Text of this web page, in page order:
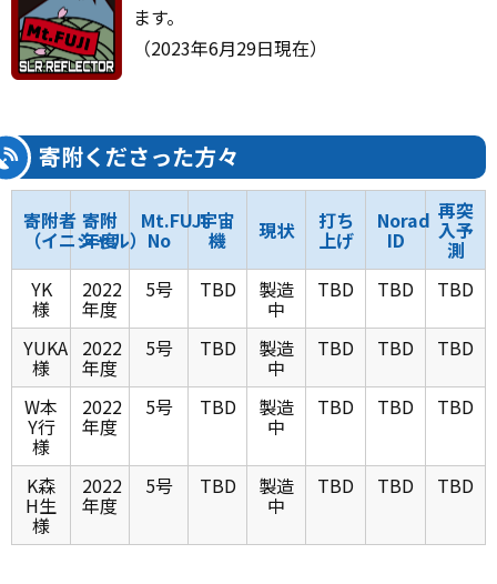
ます。
（2023年6月29日現在）
寄附くださった方々
寄附者
（イニシャル）
寄附
年度
Mt.FUJI
No
宇宙
機 現状 打ち
上げ
Norad
ID
再突
入予
測
YK
様
2022
年度
5号 TBD 製造
中
TBD TBD TBD
YUKA
様
2022
年度
5号 TBD 製造
中
TBD TBD TBD
W本
Y行
様
2022
年度
5号 TBD 製造
中
TBD TBD TBD
K森
H生
様
2022
年度
5号 TBD 製造
中
TBD TBD TBD